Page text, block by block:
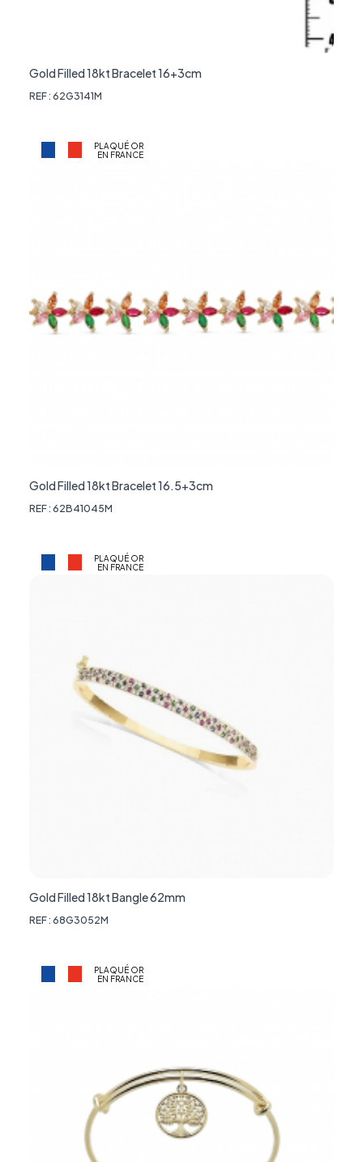
Gold Filled 18kt Bracelet 16+3cm
REF : 62G3141M
PLAQUÉ OR
EN FRANCE
Gold Filled 18kt Bracelet 16.5+3cm
REF : 62B41045M
PLAQUÉ OR
EN FRANCE
Gold Filled 18kt Bangle 62mm
REF : 68G3052M
PLAQUÉ OR
EN FRANCE